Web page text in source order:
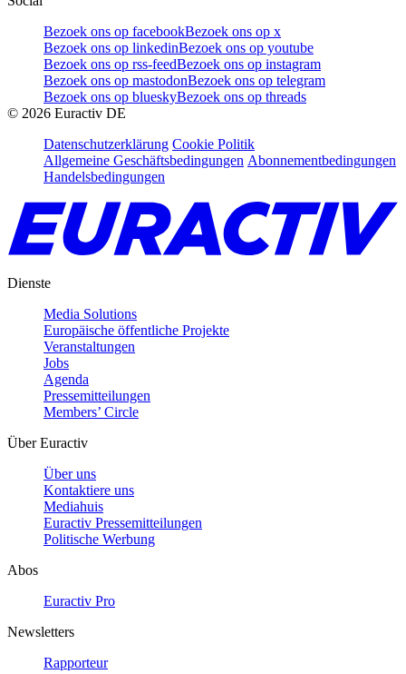
Bezoek ons op facebookBezoek ons op x
Bezoek ons op linkedinBezoek ons op youtube
Bezoek ons op rss-feedBezoek ons op instagram
Bezoek ons op mastodonBezoek ons op telegram
Bezoek ons op blueskyBezoek ons op threads
© 2026 Euractiv DE
Datenschutzerklärung Cookie Politik
Allgemeine Geschäftsbedingungen Abonnementbedingungen
Handelsbedingungen
Dienste
Media Solutions
Europäische öffentliche Projekte
Veranstaltungen
Jobs
Agenda
Pressemitteilungen
Members’ Circle
Über Euractiv
Über uns
Kontaktiere uns
Mediahuis
Euractiv Pressemitteilungen
Politische Werbung
Abos
Euractiv Pro
Newsletters
Rapporteur